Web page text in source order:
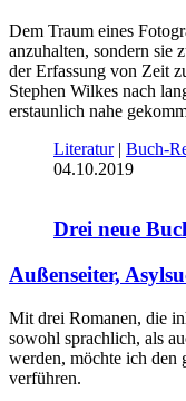
Dem Traum eines
anzuhalten, sondern sie
der Erfassung von Zeit
Stephen Wilkes nach
erstaunlich nahe
Literatur| Buch-
04.10.2019
Drei neue
Außenseiter,
Mit drei Romanen, die
sowohl sprachlich, als
werden, möchte ich den
verführen.